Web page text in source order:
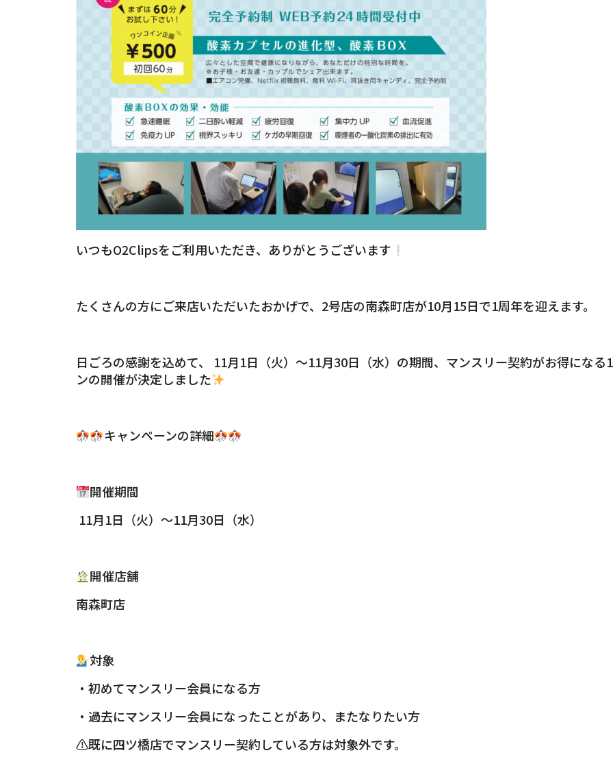
いつもO2Clipsをご利用いただき、ありがとうございます
たくさんの方にご来店いただいたおかげで、2号店の南森町店が10月15日で1周年を迎えます。
日ごろの感謝を込めて、 11月1日（火）～11月30日（水）の期間、マンスリー契約がお得になる
ンの開催が決定しました
キャンペーンの詳細
開催期間
11月1日（火）～11月30日（水）
開催店舗
南森町店
対象
・初めてマンスリー会員になる方
・過去にマンスリー会員になったことがあり、またなりたい方
⚠既に四ツ橋店でマンスリー契約している方は対象外です。